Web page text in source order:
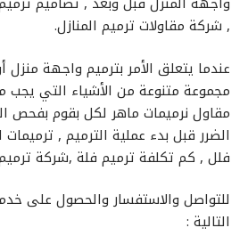
, شركة مقاولات ترميم المنازل.
عندما يتعلق الأمر بترميم واجهة
مجموعة متنوعة من الأشياء التي يجب
مقاول نرميمات ماهر لكل بقوم بفحص
الضرر قبل بدء عملية الترميم , ترميمات
فلل , كم تكلفة ترميم فلة ,شركة
للتواصل والاستفسار والحصول على
التالية :